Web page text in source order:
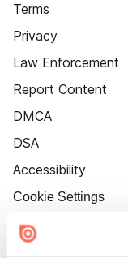
Terms
Privacy
Law Enforcement
Report Content
DMCA
DSA
Accessibility
Cookie Settings